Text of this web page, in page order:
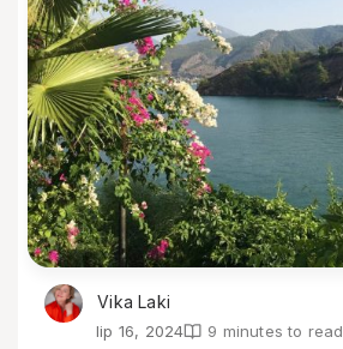
Vika Laki
lip 16, 2024 9 minutes to read